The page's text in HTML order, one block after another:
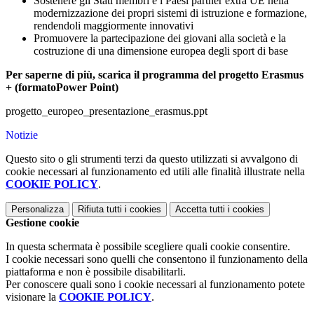
modernizzazione dei propri sistemi di istruzione e formazione,
rendendoli maggiormente innovativi
Promuovere la partecipazione dei giovani alla società e la
costruzione di una dimensione europea degli sport di base
Per saperne di più, scarica il programma del progetto Erasmus
+ (formatoPower Point)
progetto_europeo_presentazione_erasmus.ppt
Notizie
Questo sito o gli strumenti terzi da questo utilizzati si avvalgono di
cookie necessari al funzionamento ed utili alle finalità illustrate nella
COOKIE POLICY.
Personalizza Rifiuta tutti i cookies Accetta tutti i cookies
Gestione cookie
In questa schermata è possibile scegliere quali cookie consentire.
I cookie necessari sono quelli che consentono il funzionamento della
piattaforma e non è possibile disabilitarli.
Per conoscere quali sono i cookie necessari al funzionamento potete
visionare la COOKIE POLICY.